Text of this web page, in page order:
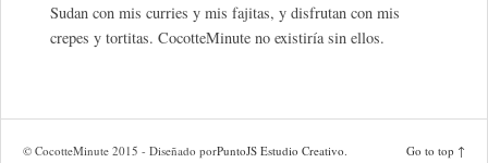
Sudan con mis curries y mis fajitas, y disfrutan con mis
crepes y tortitas. CocotteMinute no existiría sin ellos.
© CocotteMinute 2015 - Diseñado porPuntoJS Estudio Creativo Go to top ↑